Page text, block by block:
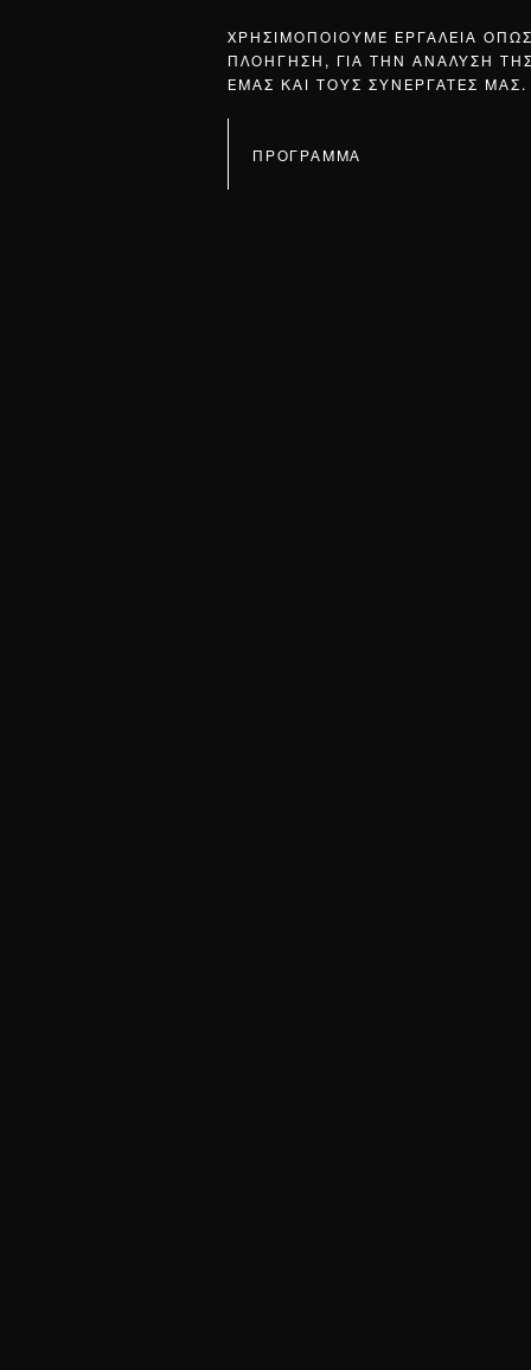
ΧΡΗΣΙΜΟΠΟΙΟΥΜΕ ΕΡΓΑΛΕΙΑ
ΠΛΟΗΓΗΣΗ, ΓΙΑ ΤΗΝ ΑΝΑΛΥΣΗ
ΕΜΑΣ ΚΑΙ ΤΟΥΣ ΣΥΝΕΡΓΑΤΕΣ ΜΑΣ.
ΠΡΟΓΡΑΜΜΑ